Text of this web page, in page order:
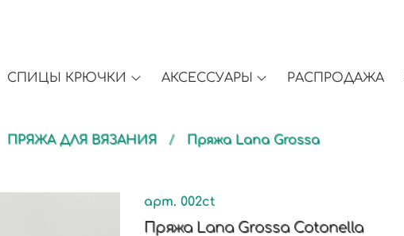
СПИЦЫ КРЮЧКИ АКСЕССУАРЫ РАСПРОДАЖА
ПРЯЖА ДЛЯ ВЯЗАНИЯ Пряжа Lana Grossa
арт. 002ct
Пряжа Lana Grossa Cotonella